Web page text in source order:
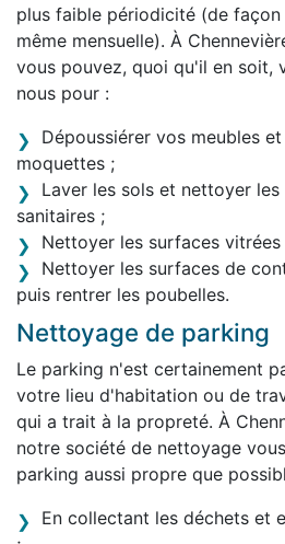
plus faible périodicité (de
même mensuelle). À
vous pouvez, quoi qu'il en soit,
nous pour :
Dépoussiérer vos meubles
moquettes ;
Laver les sols et nettoyer
sanitaires ;
Nettoyer les surfaces vitrées
Nettoyer les surfaces de
puis rentrer les poubelles.
Nettoyage de parking
Le parking n'est certainement
votre lieu d'habitation ou de
qui a trait à la propreté. À
notre société de nettoyage
parking aussi propre que
En collectant les déchets et